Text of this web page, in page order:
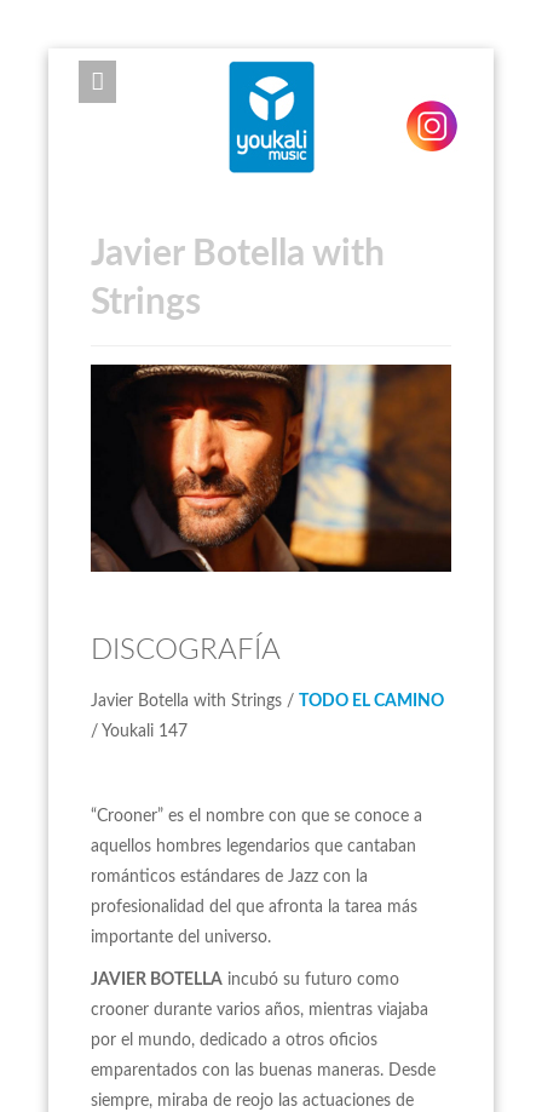
EXPOSE FRAMEWORK FOR JOOMLA 2.5 AND 3.0+
Javier Botella with
Strings
DISCOGRAFÍA
Javier Botella with Strings /
TODO EL CAMINO
/ Youkali 147
“Crooner” es el nombre con que se conoce a
aquellos hombres legendarios que cantaban
románticos estándares de Jazz con la
profesionalidad del que afronta la tarea más
importante del universo.
JAVIER BOTELLA incubó su futuro como
crooner durante varios años, mientras viajaba
por el mundo, dedicado a otros oficios
emparentados con las buenas maneras. Desde
siempre, miraba de reojo las actuaciones de